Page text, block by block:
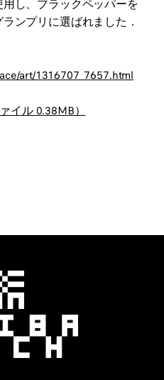
し、ブラックペッパーを
ンプリに選ばれました．
art/1316707_7657.html
イル 0.38MB）
工業大学